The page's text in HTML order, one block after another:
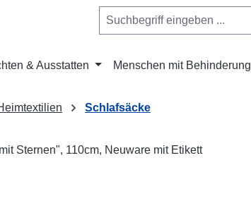
& Ausstatten Menschen mit Behinderung
Schlafsäcke